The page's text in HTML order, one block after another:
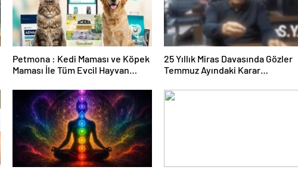
Petmona : Kedi Maması ve Köpek
Maması İle Tüm Evcil Hayvan
25 Yıllık Miras Davasında Gözler
Temmuz Ayındaki Karar